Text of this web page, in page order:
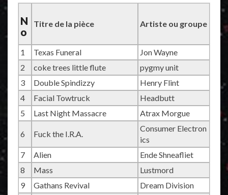
N
o
Titre de la pièce Artiste ou groupe
1 Texas Funeral
Jon Wayne
2
coke trees little flute
pygmy unit
3
Double Spindizzy
Henry Flint
4
Facial Towtruck
Headbutt
5
Last Night Massacre Atrax Morgue
6 Fuck the I.R.A.
Consumer Electron
ics
7
Alien
Ende Shneafliet
8
Mass
Lustmord
9
Gathans Revival
Dream Division